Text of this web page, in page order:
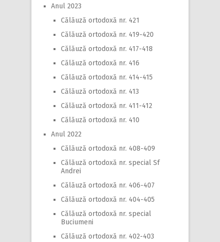
Anul 2023
Călăuză ortodoxă nr. 421
Călăuză ortodoxă nr. 419-420
Călăuză ortodoxă nr. 417-418
Călăuză ortodoxă nr. 416
Călăuză ortodoxă nr. 414-415
Călăuză ortodoxă nr. 413
Călăuză ortodoxă nr. 411-412
Călăuză ortodoxă nr. 410
Anul 2022
Călăuză ortodoxă nr. 408-409
Călăuză ortodoxă nr. special Sf
Andrei
Călăuză ortodoxă nr. 406-407
Călăuză ortodoxă nr. 404-405
Călăuză ortodoxă nr. special
Buciumeni
Călăuză ortodoxă nr. 402-403